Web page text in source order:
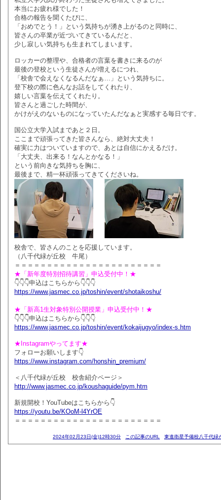
本当にお疲れ様でした！
合格の報告を聞くたびに、
「おめでとう！」という気持ちが湧き上がるのと同時に、
皆さんの卒業が近づいてきているんだと、
少し寂しい気持ちも生まれてしまいます。
ロッカーの整理や、合格者の言葉を書きに来るのが
最後の登校という生徒さんが増えるにつれ、
「校舎で会えなくなるんだなぁ…」という気持ちに。
登下校の際に色んなお話をしてくれたり、
嬉しい言葉を伝えてくれたり。
皆さんと過ごした時間が、
かけがえのないものになっていたんだなぁと実感する毎日です。
国公立大学入試まであと２日。
ここまで頑張ってきた皆さんなら、絶対大丈夫！
確実に力はついていますので、あとは自信にかえるだけ。
「大丈夫、出来る！なんとかなる！」
という前向きな気持ちを胸に、
最後まで、精一杯頑張ってきてくださいね。
校舎で、皆さんのことを応援しています。
（八千代緑が丘校 牛尾）
＝＝＝＝＝＝＝＝＝＝＝＝＝＝＝＝＝＝＝＝＝＝＝
★「新年度特別招待講習」申込受付中！★
👇👇👇申込はこちらから👇👇👇
https://www.jasmec.co.jp/toshin/event/shotaikoshu/
★「新高1生対象特別公開授業」申込受付中！★
👇👇👇申込はこちらから👇👇👇
https://www.jasmec.co.jp/toshin/event/kokaijugyo/index-s.htm
★Instagramやってます★
フォローお願いします👇
https://www.instagram.com/honshin_premium/
＜八千代緑が丘校 校舎紹介ページ＞
http://www.jasmec.co.jp/koushaguide/pym.htm
新規開校！YouTubeはこちらから👇
https://youtu.be/KOoM-l4YrOE
＝＝＝＝＝＝＝＝＝＝＝＝＝＝＝＝＝＝＝＝＝＝＝
2024年02月23日(金)12時30分 この記事のURL 東進衛星予備校八千代緑